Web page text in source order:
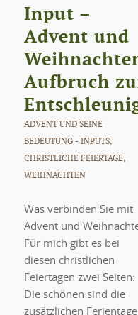
Input –
Advent und
Aufbruch
ADVENT UND SEINE
BEDEUTUNG - INPUTS,
CHRISTLICHE FEIERTAGE,
WEIHNACHTEN
Was verbinden Sie mit
Advent und
Für mich gibt es bei
diesen christlichen
Feiertagen zwei Seiten:
Die schönen sind die
zusätzlichen Ferientage